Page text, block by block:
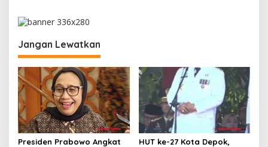
s
i
p
o
s
Jangan Lewatkan
Presiden Prabowo Angkat
HUT ke-27 Kota Depok,